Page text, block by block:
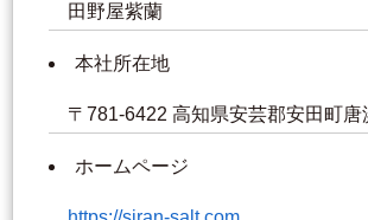
田野屋紫蘭
本社所在地
〒781-6422 高知県安芸郡安田町唐
ホームページ